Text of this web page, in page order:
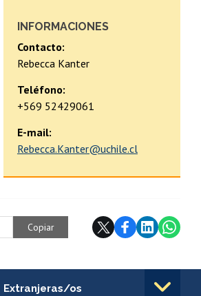
INFORMACIONES
Contacto:
Rebecca Kanter
Teléfono:
+569 52429061
E-mail:
Rebecca.Kanter@uchile.cl
Copiar
Extranjeras/os